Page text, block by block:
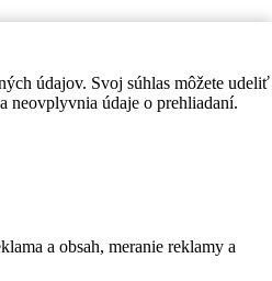
údajov. Svoj súhlas môžete udeliť
neovplyvnia údaje o prehliadaní.
a obsah, meranie reklamy a